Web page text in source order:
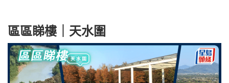
區區睇樓｜天水圍